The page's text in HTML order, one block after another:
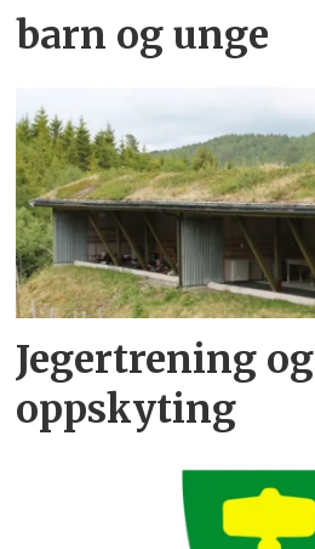
barn og unge
Jegertrening og
oppskyting